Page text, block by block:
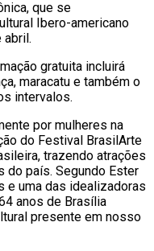
que se
Ibero-americano
abril.
gratuita incluirá
maracatu e também o
intervalos.
por mulheres na
do Festival BrasilArte
trazendo atrações
do país. Segundo Ester
e uma das idealizadoras
anos de Brasília
presente em nosso